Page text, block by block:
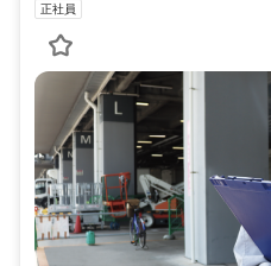
正社員